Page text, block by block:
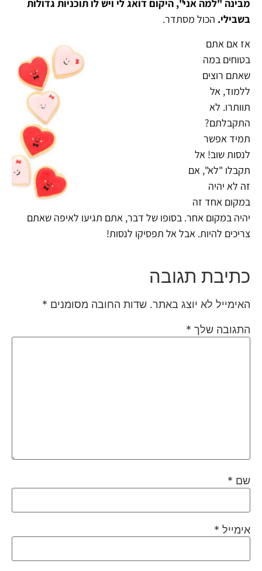
מבינה "למה אני", היקום דואג לי ויש לו תוכניות גדולות
בשבילי. הכול מסתדר.
אז אם אתם
בטוחים במה
שאתם רוצים
ללמוד, אל
תוותרו. לא
התקבלתם?
תמיד אפשר
לנסות שוב! אל
תקבלו "לא", אם
זה לא יהיה
במקום אחד זה
יהיה במקום אחר. בסופו של דבר, אתם תגיעו לאיפה שאתם
צריכים להיות. אבל אל תפסיקו לנסות!
כתיבת תגובה
האימייל לא יוצג באתר. שדות החובה מסומנים *
התגובה שלך *
שם *
אימייל *